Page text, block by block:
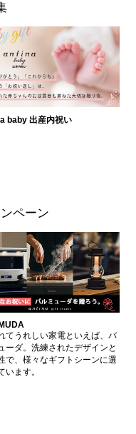
baby 出産内祝い
ペーン
てうれしい家電といえば、バ
ーダ。洗練されたデザインと
で、様々なギフトシーンに選
います。